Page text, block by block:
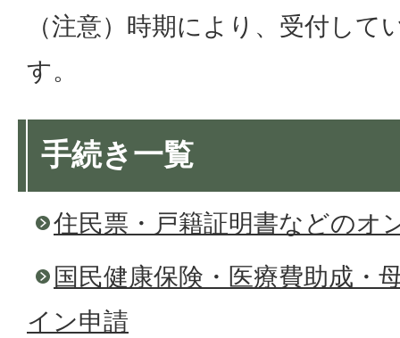
（注意）時期により、受付し
す。
手続き一覧
住民票・戸籍証明書などのオ
国民健康保険・医療費助成・
イン申請